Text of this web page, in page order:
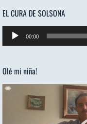
EL CURA DE SOLSONA
Reproductor
de
00:00
Olé mi niña!
Reproductor